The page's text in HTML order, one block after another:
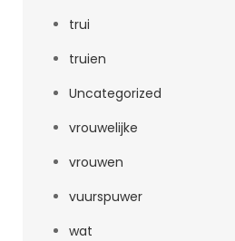
trui
truien
Uncategorized
vrouwelijke
vrouwen
vuurspuwer
wat